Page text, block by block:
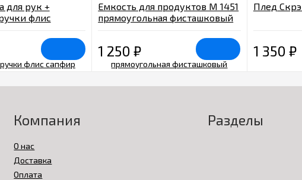
для рук +
флис
Емкость для продуктов М 1451
прямоугольная фисташковый
1 250₽
Плед
1 350 ₽
Компания
О нас
Доставка
Оплата
Разделы